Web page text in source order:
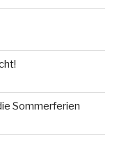
Sommerferien